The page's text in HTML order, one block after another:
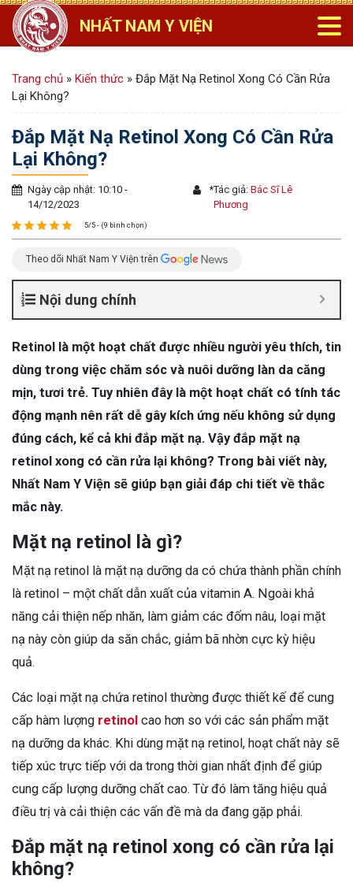
NHẤT NAM Y VIỆN
Trang chủ » Kiến thức » Đắp Mặt Nạ Retinol Xong Có Cần Rửa
Lại Không?
Đắp Mặt Nạ Retinol Xong Có Cần Rửa
Lại Không?
Ngày cập nhật: 10:10 -
14/12/2023
*Tác giả:Bác Sĩ Lê
Phương
5/5 - (9 bình chọn)
Theo dõi Nhất Nam Y Viện trên
Nội dung chính
Retinol là một hoạt chất được nhiều người yêu thích, tin
dùng trong việc chăm sóc và nuôi dưỡng làn da căng
mịn, tươi trẻ. Tuy nhiên đây là một hoạt chất có tính tác
động mạnh nên rất dễ gây kích ứng nếu không sử dụng
đúng cách, kể cả khi đắp mặt nạ. Vậy đắp mặt nạ
retinol xong có cần rửa lại không? Trong bài viết này,
Nhất Nam Y Viện sẽ giúp bạn giải đáp chi tiết về thắc
mắc này.
Mặt nạ retinol là gì?
Mặt nạ retinol là mặt nạ dưỡng da có chứa thành phần chính
là retinol – một chất dẫn xuất của vitamin A. Ngoài khả
năng cải thiện nếp nhăn, làm giảm các đốm nâu, loại mặt
nạ này còn giúp da săn chắc, giảm bã nhờn cực kỳ hiệu
quả.
Các loại mặt nạ chứa retinol thường được thiết kế để cung
cấp hàm lượng retinol cao hơn so với các sản phẩm mặt
nạ dưỡng da khác. Khi dùng mặt nạ retinol, hoạt chất này sẽ
tiếp xúc trực tiếp với da trong thời gian nhất định để giúp
cung cấp lượng dưỡng chất cao. Từ đó làm tăng hiệu quả
điều trị và cải thiện các vấn đề mà da đang gặp phải.
Đắp mặt nạ retinol xong có cần rửa lại
không?